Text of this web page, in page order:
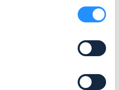
deras tjänster.
5 l för optimal
syra.